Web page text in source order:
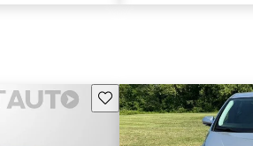
Guarda este Aviso